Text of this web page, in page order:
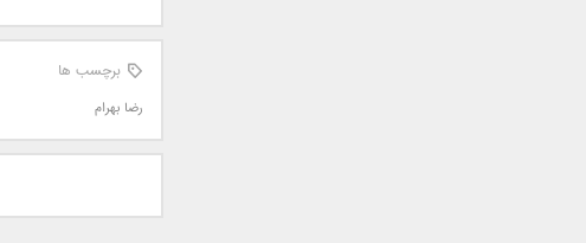
برچسب ها
رضا بهرام